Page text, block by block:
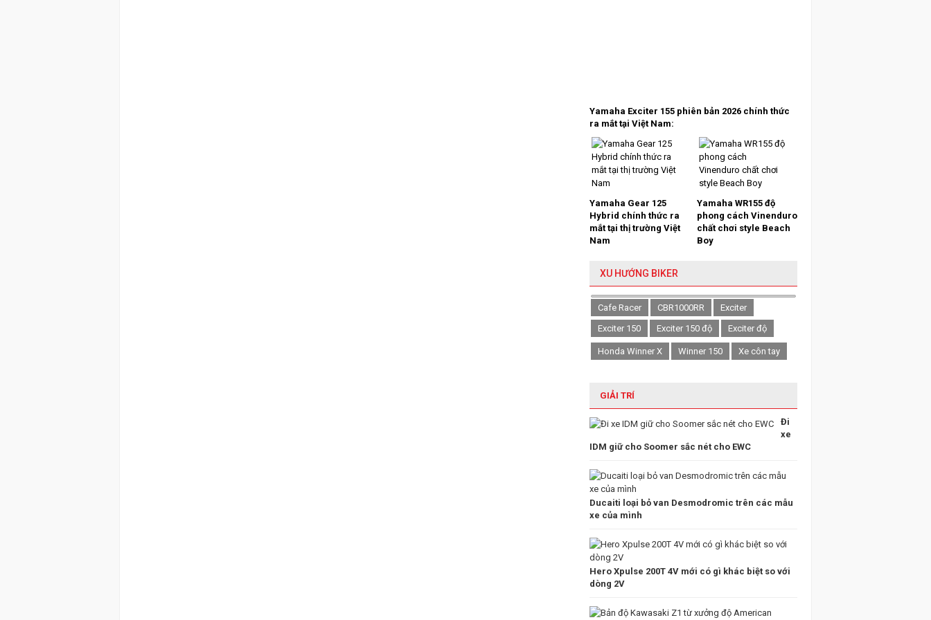
Yamaha Exciter 155 phiên bản 2026 chính thức
ra mắt tại Việt Nam:
Yamaha Gear 125
Hybrid chính thức ra
mắt tại thị trường Việt
Nam
Yamaha WR155 độ
phong cách Vinenduro
chất chơi style Beach
Boy
XU HƯỚNG BIKER
Cafe Racer CBR1000RR
Exciter
Exciter 150
Exciter 150 độ Exciter độ
Honda Winner X Winner 150 Xe côn tay
GIẢI TRÍ
Đi
xe
IDM giữ cho Soomer sắc nét cho EWC
Ducaiti loại bỏ van Desmodromic trên các mẫu
xe của mình
Hero Xpulse 200T 4V mới có gì khác biệt so với
dòng 2V